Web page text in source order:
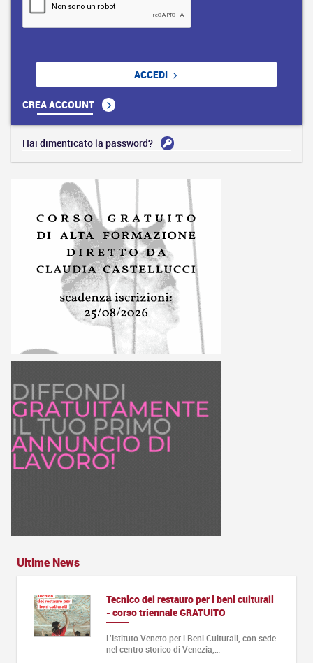
ACCEDI
CREA ACCOUNT
Hai dimenticato la password?
Ultime News
Tecnico del restauro per i beni culturali
- corso triennale GRATUITO
L'Istituto Veneto per i Beni Culturali, con sede
nel centro storico di Venezia,…